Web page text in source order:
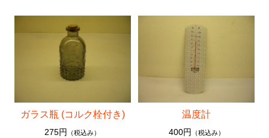
05. kitchenware (キッチンウェア)
06. bag porch, wallet (バッグ・ポーチ・財布)
07. storage, accessory case (収納・小物入れ)
08. bath items a washroom (洗面・バス用品)
09. household goods (生活雑貨)
ガラス瓶 (コルク栓付き)
275円 （税込み）
温度計
400円 （税込み）